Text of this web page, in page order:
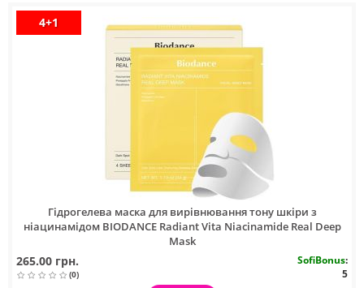
4+1
Гідрогелева маска для вирівнювання тону шкіри з
ніацинамідом BIODANCE Radiant Vita Niacinamide Real Deep
Mask
265.00 грн.
(0)
SofiBonus:
5